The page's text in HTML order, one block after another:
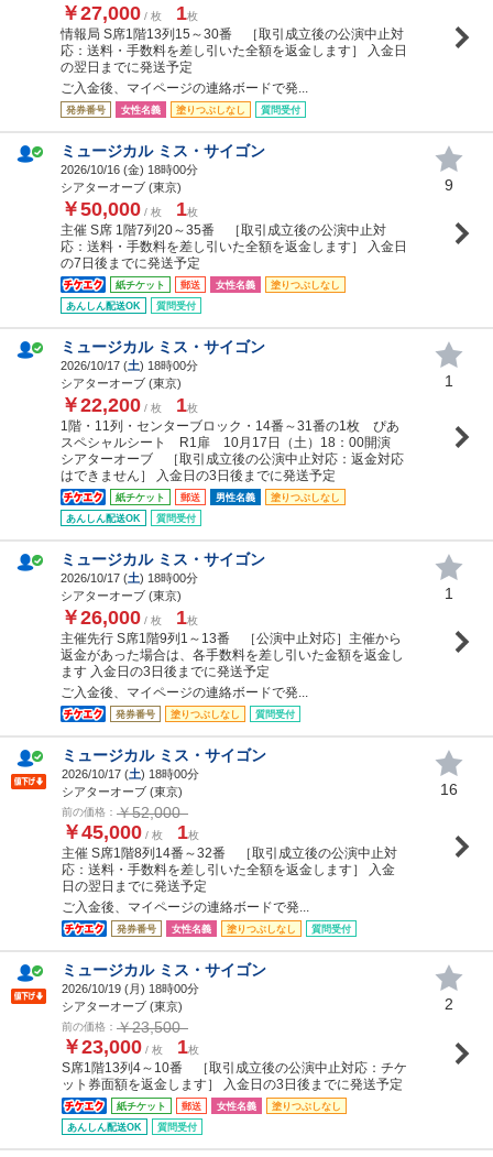
￥27,000 / 枚 1枚
情報局 S席1階13列15～30番 ［取引成立後の公演中止対
応：送料・手数料を差し引いた全額を返金します］ 入金日
の翌日までに発送予定
ご入金後、マイページの連絡ボードで発...
発券番号 女性名義 塗りつぶしなし 質問受付
ミュージカル ミス・サイゴン
2026/10/16 (金) 18時00分
シアターオーブ (東京)
￥50,000 / 枚 1枚
主催 S席 1階7列20～35番 ［取引成立後の公演中止対
応：送料・手数料を差し引いた全額を返金します］ 入金日
の7日後までに発送予定
紙チケット 郵送 女性名義
塗りつぶしなし
あんしん配送OK
質問受付
9
ミュージカル ミス・サイゴン
2026/10/17 (土) 18時00分
シアターオーブ (東京)
￥22,200 / 枚 1枚
1階・11列・センターブロック・14番～31番の1枚 ぴあ
スペシャルシート R1扉 10月17日（土）18：00開演
シアターオーブ ［取引成立後の公演中止対応：返金対応
はできません］ 入金日の3日後までに発送予定
紙チケット 郵送 男性名義
塗りつぶしなし
あんしん配送OK
質問受付
1
ミュージカル ミス・サイゴン
2026/10/17 (土) 18時00分
シアターオーブ (東京)
￥26,000 / 枚 1枚
主催先行 S席1階9列1～13番 ［公演中止対応］主催から
返金があった場合は、各手数料を差し引いた金額を返金し
ます 入金日の3日後までに発送予定
ご入金後、マイページの連絡ボードで発...
発券番号 塗りつぶしなし 質問受付
1
ミュージカル ミス・サイゴン
2026/10/17 (土) 18時00分
シアターオーブ (東京)
前の価格： ￥52,000
￥45,000 / 枚 1枚
主催 S席1階8列14番～32番 ［取引成立後の公演中止対
応：送料・手数料を差し引いた全額を返金します］ 入金
日の翌日までに発送予定
ご入金後、マイページの連絡ボードで発...
発券番号 女性名義 塗りつぶしなし 質問受付
16
ミュージカル ミス・サイゴン
2026/10/19 (月) 18時00分
シアターオーブ (東京)
前の価格： ￥23,500
￥23,000 / 枚 1枚
S席1階13列4～10番 ［取引成立後の公演中止対応：チケ
ット券面額を返金します］ 入金日の3日後までに発送予定
紙チケット 郵送 女性名義
塗りつぶしなし
あんしん配送OK
質問受付
2